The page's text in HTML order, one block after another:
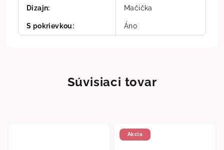
Dizajn: Mačička
S pokrievkou: Áno
Súvisiaci tovar
Akcia